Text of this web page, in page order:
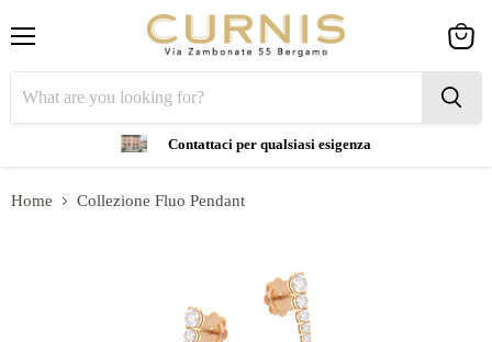
Contattaci per qualsiasi esigenza
cart
Home Collezione Fluo Pendant